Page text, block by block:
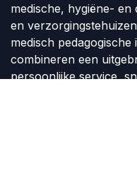
medische, hygiëne-
en
medisch pedagogische
combineren een
persoonlijke service,